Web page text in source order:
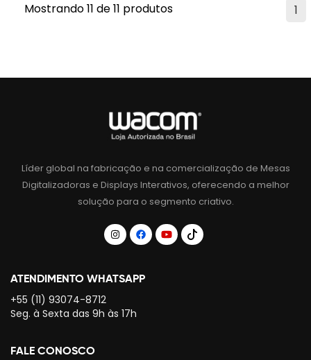
1
Mostrando 11 de 11 produtos
Líder global na fabricação e na comercialização de Mesas
Digitalizadoras e Displays Interativos, oferecendo a melhor
solução para o segmento criativo.
ATENDIMENTO WHATSAPP
+55 (11) 93074-8712
Seg. à Sexta das 9h às 17h
FALE CONOSCO